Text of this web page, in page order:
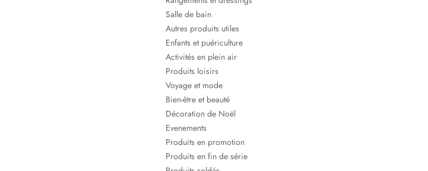
Salle de bain
Autres produits utiles
Enfants et puériculture
Activités en plein air
Produits loisirs
Voyage et mode
Bien-être et beauté
Décoration de Noël
Evenements
Produits en promotion
Produits en fin de série